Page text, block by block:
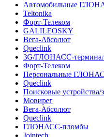
Автомобильные
Teltonika
Форт-Телеком
GALILEOSKY
Вега-Абсолют
Queclink
3G/ГЛОНАСС-
Форт-Телеком
Персональные
Queclink
Поисковые устройства/
Мовирег
Вега-Абсолют
Queclink
ГЛОНАСС-пломбы